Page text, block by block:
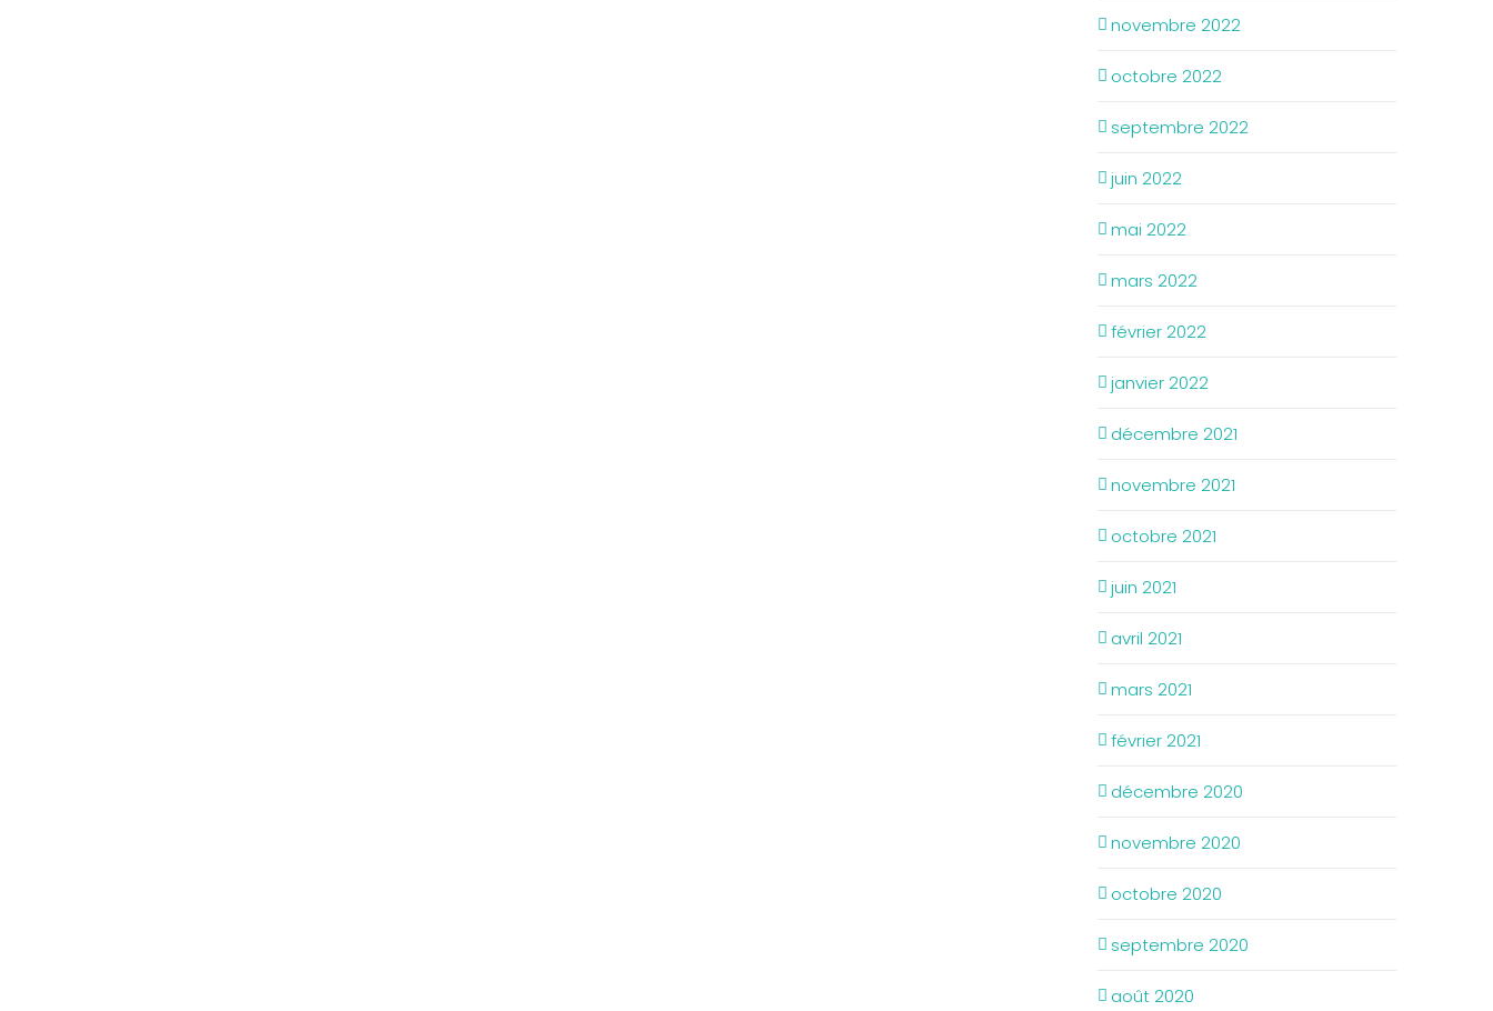
novembre 2022
octobre 2022
septembre 2022
juin 2022
mai 2022
mars 2022
février 2022
janvier 2022
décembre 2021
novembre 2021
octobre 2021
juin 2021
avril 2021
mars 2021
février 2021
décembre 2020
novembre 2020
octobre 2020
septembre 2020
août 2020